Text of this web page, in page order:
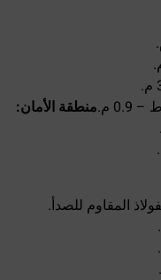
م.
منطقة الأمان:
المقاوم للصدأ.